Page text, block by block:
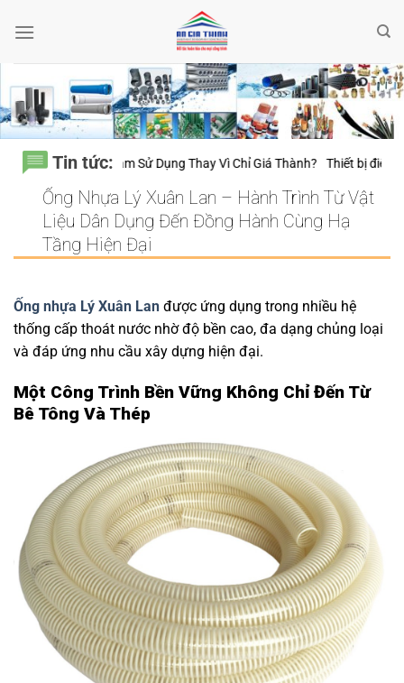
qua
Tin tức:
20 Năm Sử Dụng Thay Vì Chỉ Giá Thành? Thiết bị điện Nanoco – Vì
Ống Nhựa Lý Xuân Lan – Hành Trình Từ Vật
Liệu Dân Dụng Đến Đồng Hành Cùng Hạ
Tầng Hiện Đại
Ống nhựa Lý Xuân Lan được ứng dụng trong nhiều hệ
thống cấp thoát nước nhờ độ bền cao, đa dạng chủng loại
và đáp ứng nhu cầu xây dựng hiện đại.
Một Công Trình Bền Vững Không Chỉ Đến Từ
Bê Tông Và Thép